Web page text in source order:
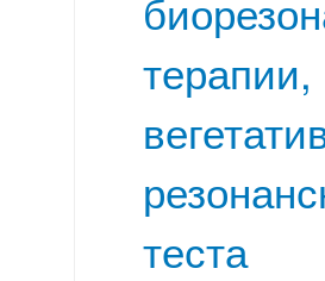
терапии,
теста